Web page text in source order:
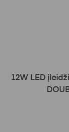
12W LED